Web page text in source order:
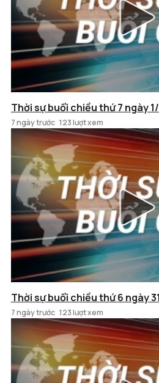
Thời sự buổi chiều thứ 7 ngày
7 ngày trước 123 lượt xem
Thời sự buổi chiều thứ 6 ngày
7 ngày trước 123 lượt xem